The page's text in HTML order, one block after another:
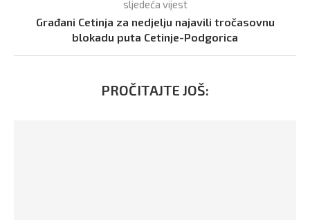
sljedeća vijest
Građani Cetinja za nedjelju najavili tročasovnu
blokadu puta Cetinje-Podgorica
PROČITAJTE JOŠ: